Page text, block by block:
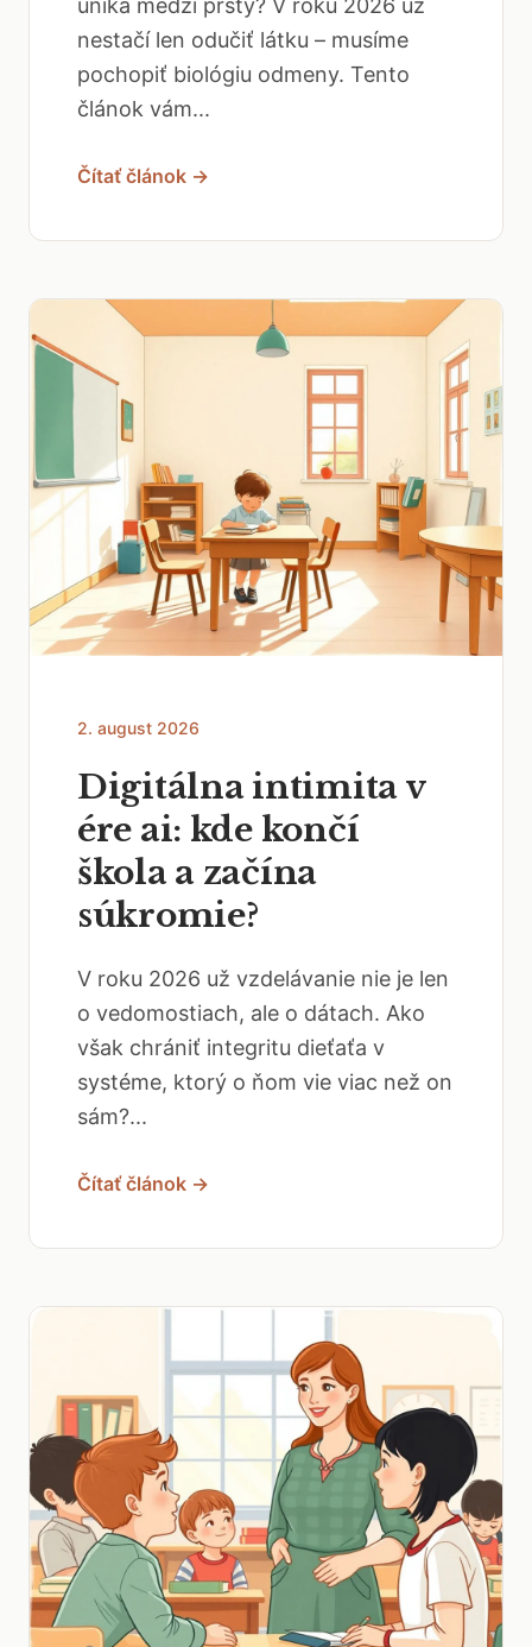
uniká medzi prsty? V roku 2026 už
nestačí len odučiť látku – musíme
pochopiť biológiu odmeny. Tento
článok vám...
Čítať článok →
2. august 2026
Digitálna intimita v
ére ai: kde končí
škola a začína
súkromie?
V roku 2026 už vzdelávanie nie je len
o vedomostiach, ale o dátach. Ako
však chrániť integritu dieťaťa v
systéme, ktorý o ňom vie viac než on
sám?...
Čítať článok →